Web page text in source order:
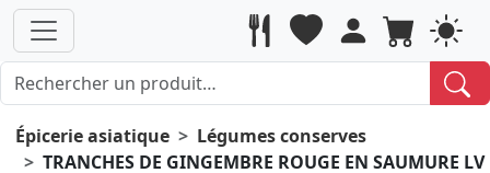
Épicerie asiatique
Légumes conserves
TRANCHES DE GINGEMBRE ROUGE EN SAUMURE LV